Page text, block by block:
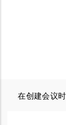
在创建会议